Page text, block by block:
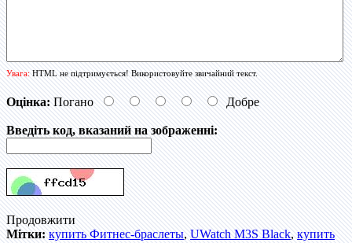
Увага:HTML не підтримується! Використовуйте звичайний текст.
Оцінка: Погано Добре
Введіть код, вказаний на зображенні:
Продовжити
Мітки: купить Фитнес-браслеты,UWatch M3S Black,купить